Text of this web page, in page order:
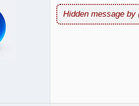
Hidden message by